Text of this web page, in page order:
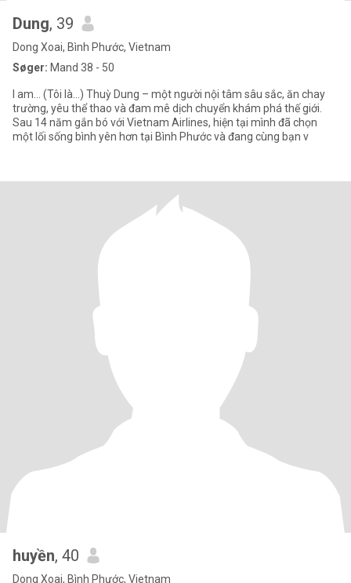
Dung, 39
Dong Xoai, Bình Phước, Vietnam
Søger: Mand 38 - 50
I am... (Tôi là...) Thuỳ Dung – một người nội tâm sâu sắc, ăn chay
trường, yêu thể thao và đam mê dịch chuyển khám phá thế giới.
Sau 14 năm gắn bó với Vietnam Airlines, hiện tại mình đã chọn
một lối sống bình yên hơn tại Bình Phước và đang cùng bạn v
huyền, 40
Dong Xoai, Bình Phước, Vietnam